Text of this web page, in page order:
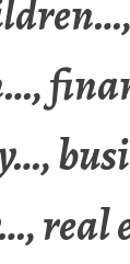
real